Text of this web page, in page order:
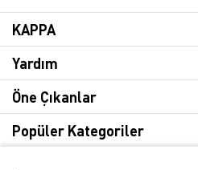
KAPPA
Yardım
Öne Çıkanlar
Popüler Kategoriler